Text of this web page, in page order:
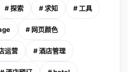
# 探索 # 求知 # 工具
# 网页颜色
运营 # 酒店管理